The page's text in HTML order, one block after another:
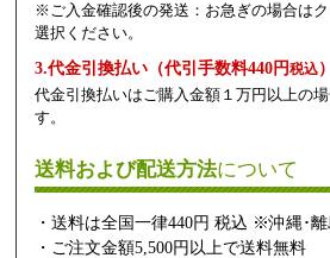
※ご入金確認後の発送：お急ぎの場合は
選択ください。
3.代金引換払い（代引手数料440円税込）
代金引換払いはご購入金額１万円以上の
す。
送料および配送方法について
・送料は全国一律440円 税込 ※沖縄･離
・ご注文金額5,500円以上で送料無料